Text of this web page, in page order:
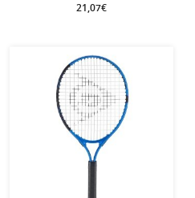
21,07€